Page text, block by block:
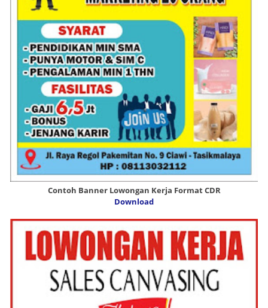
Contoh Banner Lowongan Kerja Format CDR
Download